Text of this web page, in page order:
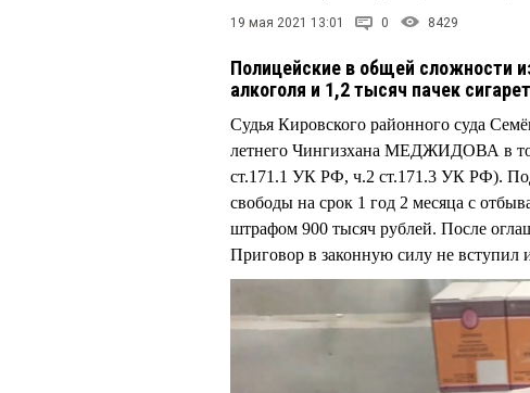
19 мая 2021 13:01 0 8429
Полицейские в общей сложности
алкоголя и 1,2 тысяч пачек
Судья Кировского районного суда
летнего Чингизхана МЕДЖИДОВА в
ст.171.1 УК РФ, ч.2 ст.171.3 УК РФ).
свободы на срок 1 год 2 месяца с
штрафом 900 тысяч рублей. После
Приговор в законную силу не вступил